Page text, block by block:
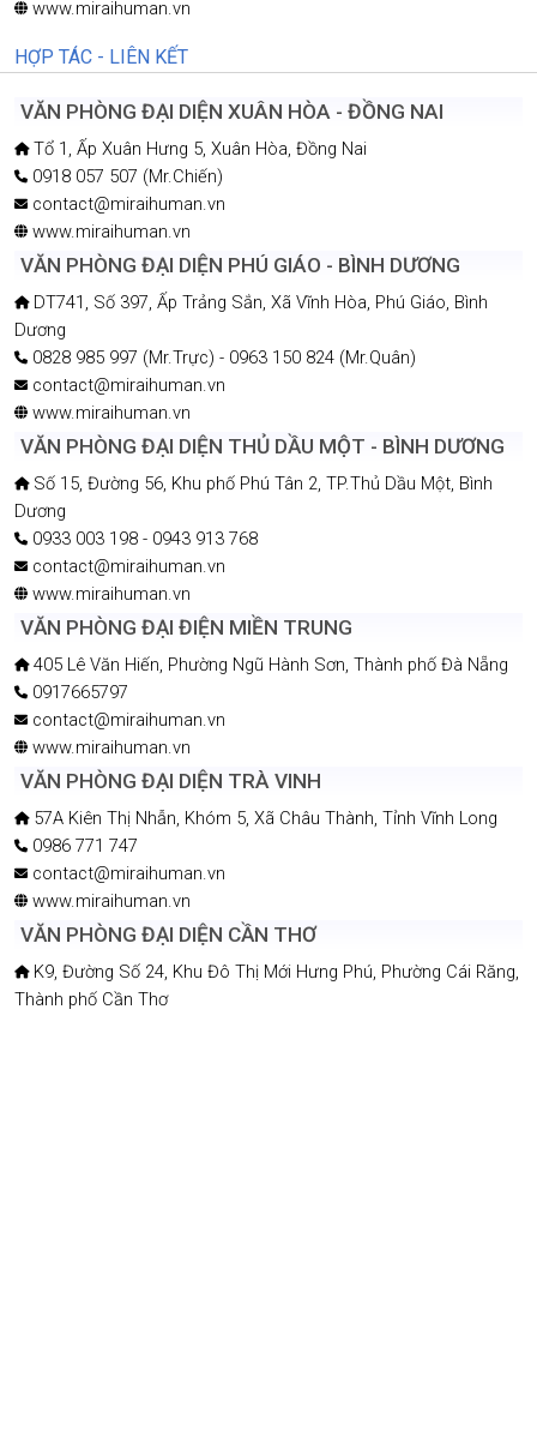
www.miraihuman.vn
HỢP TÁC - LIÊN KẾT
VĂN PHÒNG ĐẠI DIỆN XUÂN HÒA - ĐỒNG NAI
Tổ 1, Ấp Xuân Hưng 5, Xuân Hòa, Đồng Nai
0918 057 507 (Mr.Chiến)
contact@miraihuman.vn
www.miraihuman.vn
VĂN PHÒNG ĐẠI DIỆN PHÚ GIÁO - BÌNH DƯƠNG
DT741, Số 397, Ấp Trảng Sắn, Xã Vĩnh Hòa, Phú Giáo, Bình
Dương
0828 985 997 (Mr.Trực) - 0963 150 824 (Mr.Quân)
contact@miraihuman.vn
www.miraihuman.vn
VĂN PHÒNG ĐẠI DIỆN THỦ DẦU MỘT - BÌNH DƯƠNG
Số 15, Đường 56, Khu phố Phú Tân 2, TP.Thủ Dầu Một, Bình
Dương
0933 003 198 - 0943 913 768
contact@miraihuman.vn
www.miraihuman.vn
VĂN PHÒNG ĐẠI ĐIỆN MIỀN TRUNG
405 Lê Văn Hiến, Phường Ngũ Hành Sơn, Thành phố Đà Nẵng
0917665797
contact@miraihuman.vn
www.miraihuman.vn
VĂN PHÒNG ĐẠI DIỆN TRÀ VINH
57A Kiên Thị Nhẫn, Khóm 5, Xã Châu Thành, Tỉnh Vĩnh Long
0986 771 747
contact@miraihuman.vn
www.miraihuman.vn
VĂN PHÒNG ĐẠI DIỆN CẦN THƠ
K9, Đường Số 24, Khu Đô Thị Mới Hưng Phú, Phường Cái Răng,
Thành phố Cần Thơ